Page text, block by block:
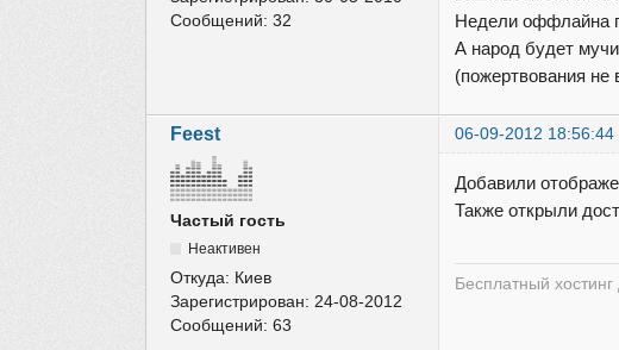
Сообщений:32
Недели оффлайна
А народ будет
(пожертвования не
Feest 06-09-2012 18:56:44
Частый гость
Неактивен
Откуда: Киев
Зарегистрирован: 24-08-2012
Сообщений:63
Добавили
Также открыли
Бесплатный